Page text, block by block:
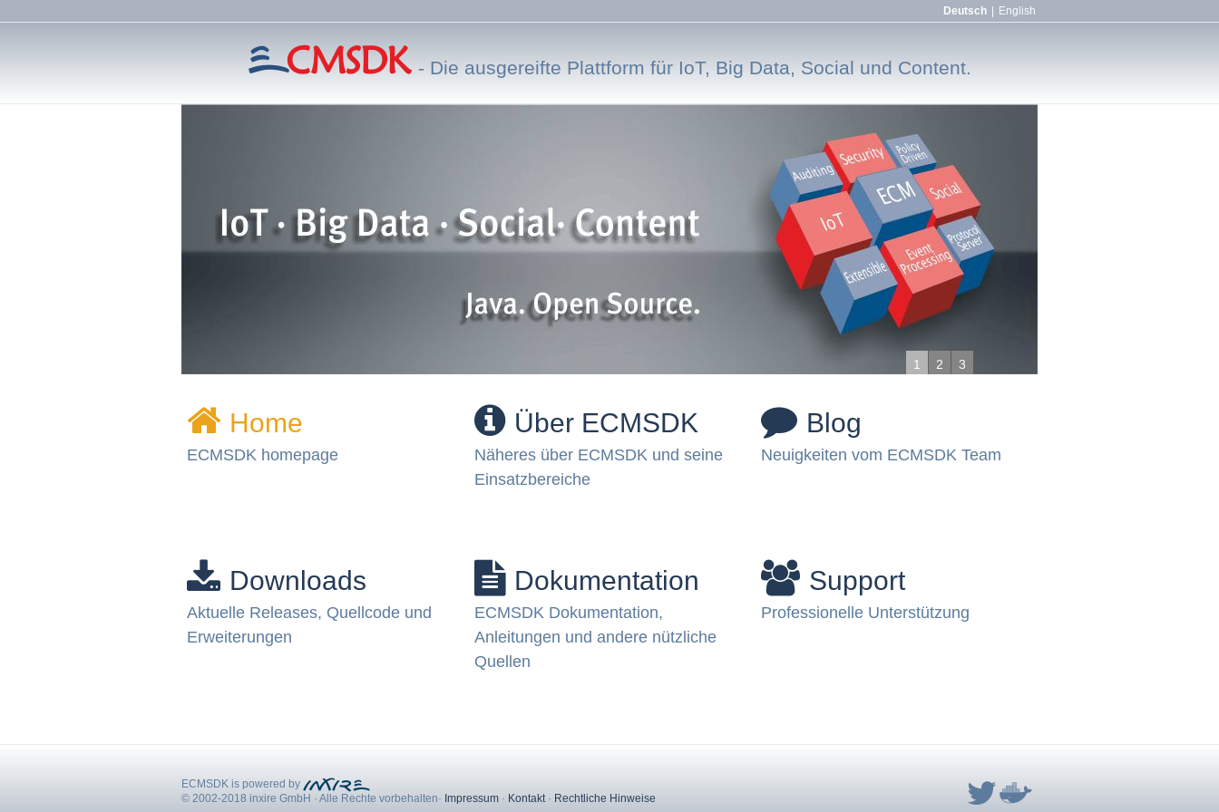
Deutsch English
- Die ausgereifte Plattform für IoT, Big Data, Social und Content.
1 2 3
Home
ECMSDK homepage
Über ECMSDK
Näheres über ECMSDK und seine
Einsatzbereiche
Blog
Neuigkeiten vom ECMSDK Team
Downloads
Aktuelle Releases, Quellcode und
Erweiterungen
Dokumentation
ECMSDK Dokumentation,
Anleitungen und andere nützliche
Quellen
Support
Professionelle Unterstützung
ECMSDK is powered by
© 2002-2018 inxire GmbH · Alle Rechte vorbehalten· Impressum · Kontakt· Rechtliche Hinweise